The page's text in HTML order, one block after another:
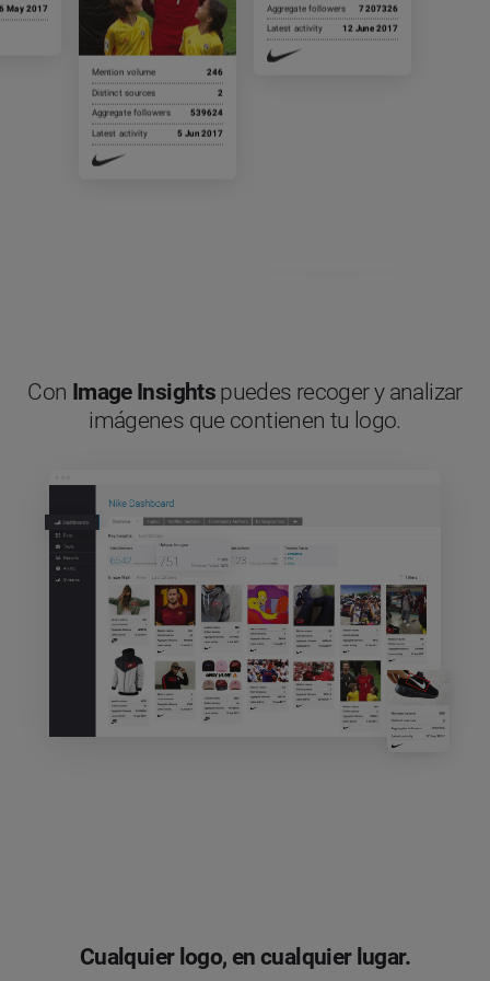
Con Image Insights puedes recoger y analizar
imágenes que contienen tu logo.
Cualquier logo, en cualquier lugar.
6 May 2017
Mention volume 246
Distinct sources 2
Aggregate followers 539624
Latest activity 5 Jun 2017
Aggregate followers 7207326
Latest activity 12 June 2017